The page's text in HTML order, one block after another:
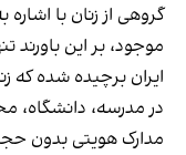
گروهی از زنان با
موجود، بر این باورند
ایران برچیده شده که
در مدرسه، دانشگاه،
مدارک هویتی بدون